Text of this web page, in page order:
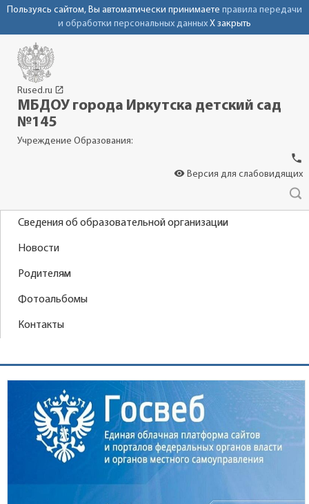
Пользуясь сайтом, Вы автоматически принимаете правила передачи
и обработки персональных данных X закрыть
Rused.ru launch
МБДОУ города Иркутска детский сад
№145
Учреждение Образования:
phone
visibility Версия для слабовидящих
Сведения об образовательной организации
Новости
Родителям
Фотоальбомы
Контакты